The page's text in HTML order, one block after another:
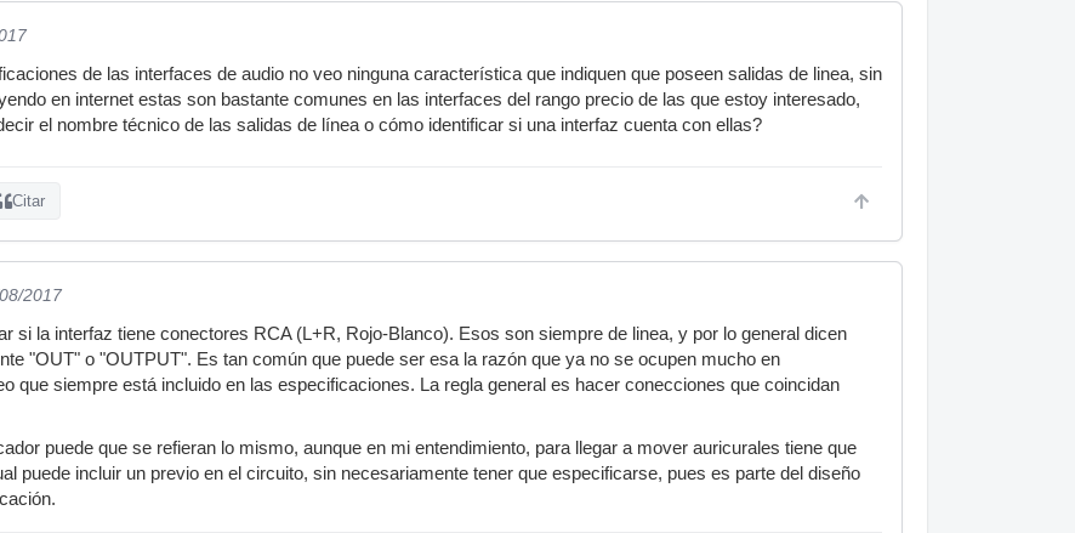
de las interfaces de audio no veo ninguna característica que indiquen que poseen salidas de linea, sin
en internet estas son bastante comunes en las interfaces del rango precio de las que estoy interesado,
el nombre técnico de las salidas de línea o cómo identificar si una interfaz cuenta con ellas?
Citar
2017
si la interfaz tiene conectores RCA (L+R, Rojo-Blanco). Esos son siempre de linea, y por lo general dicen
"OUT" o "OUTPUT". Es tan común que puede ser esa la razón que ya no se ocupen mucho en
que siempre está incluido en las especificaciones. La regla general es hacer conecciones que coincidan
puede que se refieran lo mismo, aunque en mi entendimiento, para llegar a mover auricurales tiene que
puede incluir un previo en el circuito, sin necesariamente tener que especificarse, pues es parte del diseño